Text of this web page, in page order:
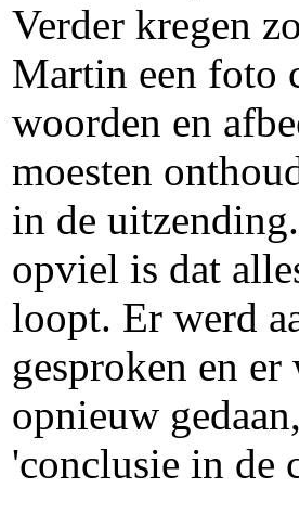
Verder kregen
Martin een foto
woorden en
moesten
in de
opviel is dat
loopt. Er werd
gesproken en er
opnieuw
'conclusie in de